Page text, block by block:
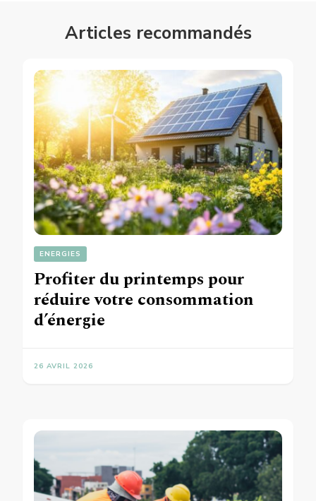
Articles recommandés
ENERGIES
Profiter du printemps pour
réduire votre consommation
d’énergie
26 AVRIL 2026